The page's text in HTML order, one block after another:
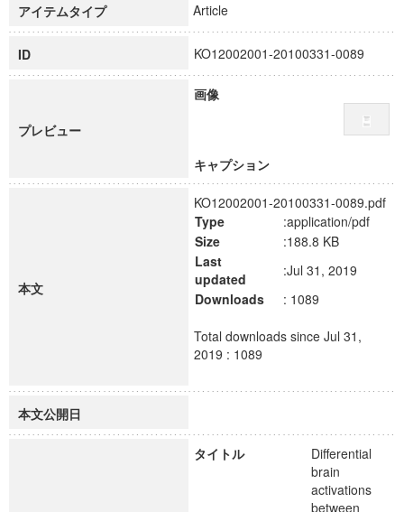
慶應義塾大学グローバルCOEプログラム市民社会ガバナンス
慶應義塾大学グローバルCOEプログラム論理と感性の先端的
博士課程教育リーディングプログラム「超成熟社会発展のサ
学術雑誌掲載論文等(8)
アイテムタイプ Article
ID KO12002001-20100331-0089
プレビュー
画像
キャプション
本文
KO12002001-20100331-0089.pdf
Type
:application/pdf
Size
:188.8 KB
Last
updated
:Jul 31, 2019
Downloads
: 1089
Total downloads since Jul 31,
2019 : 1089
本文公開日
タイトル
Differential
brain
activations
between